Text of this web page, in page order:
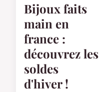
Bijoux faits
main en
france :
découvrez les
soldes
d'hiver !